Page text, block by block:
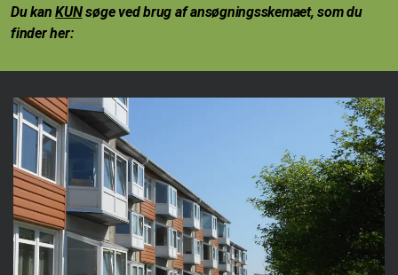
Du kanKUNsøge ved brug af ansøgningsskemaet, som du
finder her: